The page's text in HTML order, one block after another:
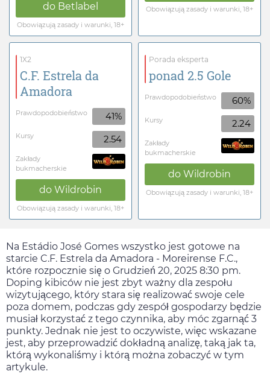
do Betlabel
Obowiązują zasady i warunki, 18+
Obowiązują zasady i warunki, 18+
1X2
C.F. Estrela da
Amadora
Prawdopodobieństwo 41%
Kursy 2.54
Zakłady
bukmacherskie
do Wildrobin
Obowiązują zasady i warunki, 18+
Porada eksperta
ponad 2.5 Gole
Prawdopodobieństwo 60%
Kursy 2.24
Zakłady
bukmacherskie
do Wildrobin
Obowiązują zasady i warunki, 18+
Na Estádio José Gomes wszystko jest gotowe na
starcie C.F. Estrela da Amadora - Moreirense F.C.,
które rozpocznie się o Grudzień 20, 2025 8:30 pm.
Doping kibiców nie jest zbyt ważny dla zespołu
wizytującego, który stara się realizować swoje cele
poza domem, podczas gdy zespół gospodarzy będzie
musiał korzystać z tego czynnika, aby móc zgarnąć 3
punkty. Jednak nie jest to oczywiste, więc wskazane
jest, aby przeprowadzić dokładną analizę, taką jak ta,
którą wykonaliśmy i którą można zobaczyć w tym
artykule.